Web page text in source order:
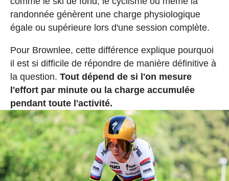
randonnée génèrent une charge physiologique
égale ou supérieure lors d'une session complète.
Pour Brownlee, cette différence explique pourquoi
il est si difficile de répondre de manière définitive à
la question. Tout dépend de si l'on mesure
l'effort par minute ou la charge accumulée
pendant toute l'activité.